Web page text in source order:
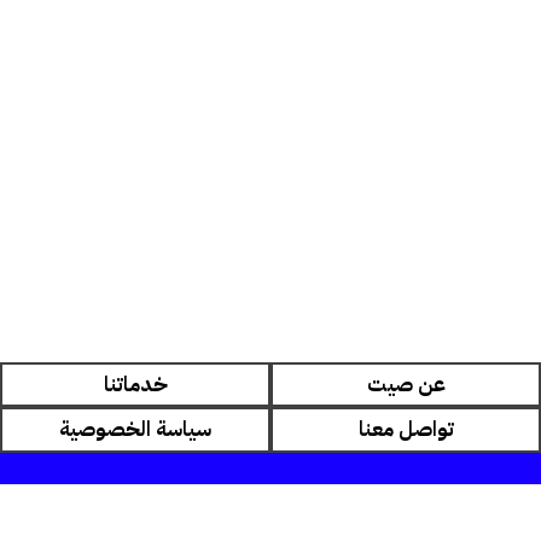
عن صيت
خدماتنا
تواصل معنا
سياسة الخصوصية